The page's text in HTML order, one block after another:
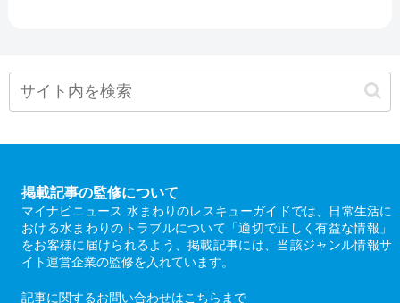
掲載記事の監修について
マイナビニュース 水まわりのレスキューガイドでは、日常生活に
おける水まわりのトラブルについて「適切で正しく有益な情報」
をお客様に届けられるよう、掲載記事には、当該ジャンル情報サ
イト運営企業の監修を入れています。
記事に関するお問い合わせはこちら まで